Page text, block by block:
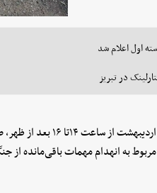
در تبریز
روابط عمومی استانداری
به انهدام مهمات باقی‌مانده